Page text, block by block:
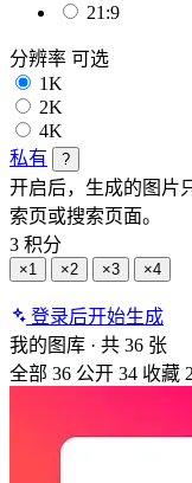
21:9
分辨率 可选
1K
2K
4K
私有
?
开启后，生成的图片
索页或搜索页面。
3 积分
×1 ×2 ×3 ×4
登录后开始生成
我的图库 · 共 36 张
全部 36 公开 34 收藏 2